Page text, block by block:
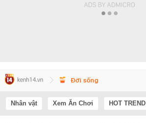
Đời sống
Nhân vật Xem Ăn Chơi HOT TREND